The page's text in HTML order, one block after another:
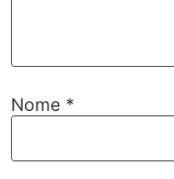
Nome *